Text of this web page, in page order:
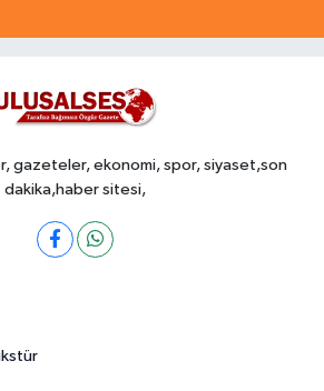
gazeteler, ekonomi, spor, siyaset,son
dakika,haber sitesi,